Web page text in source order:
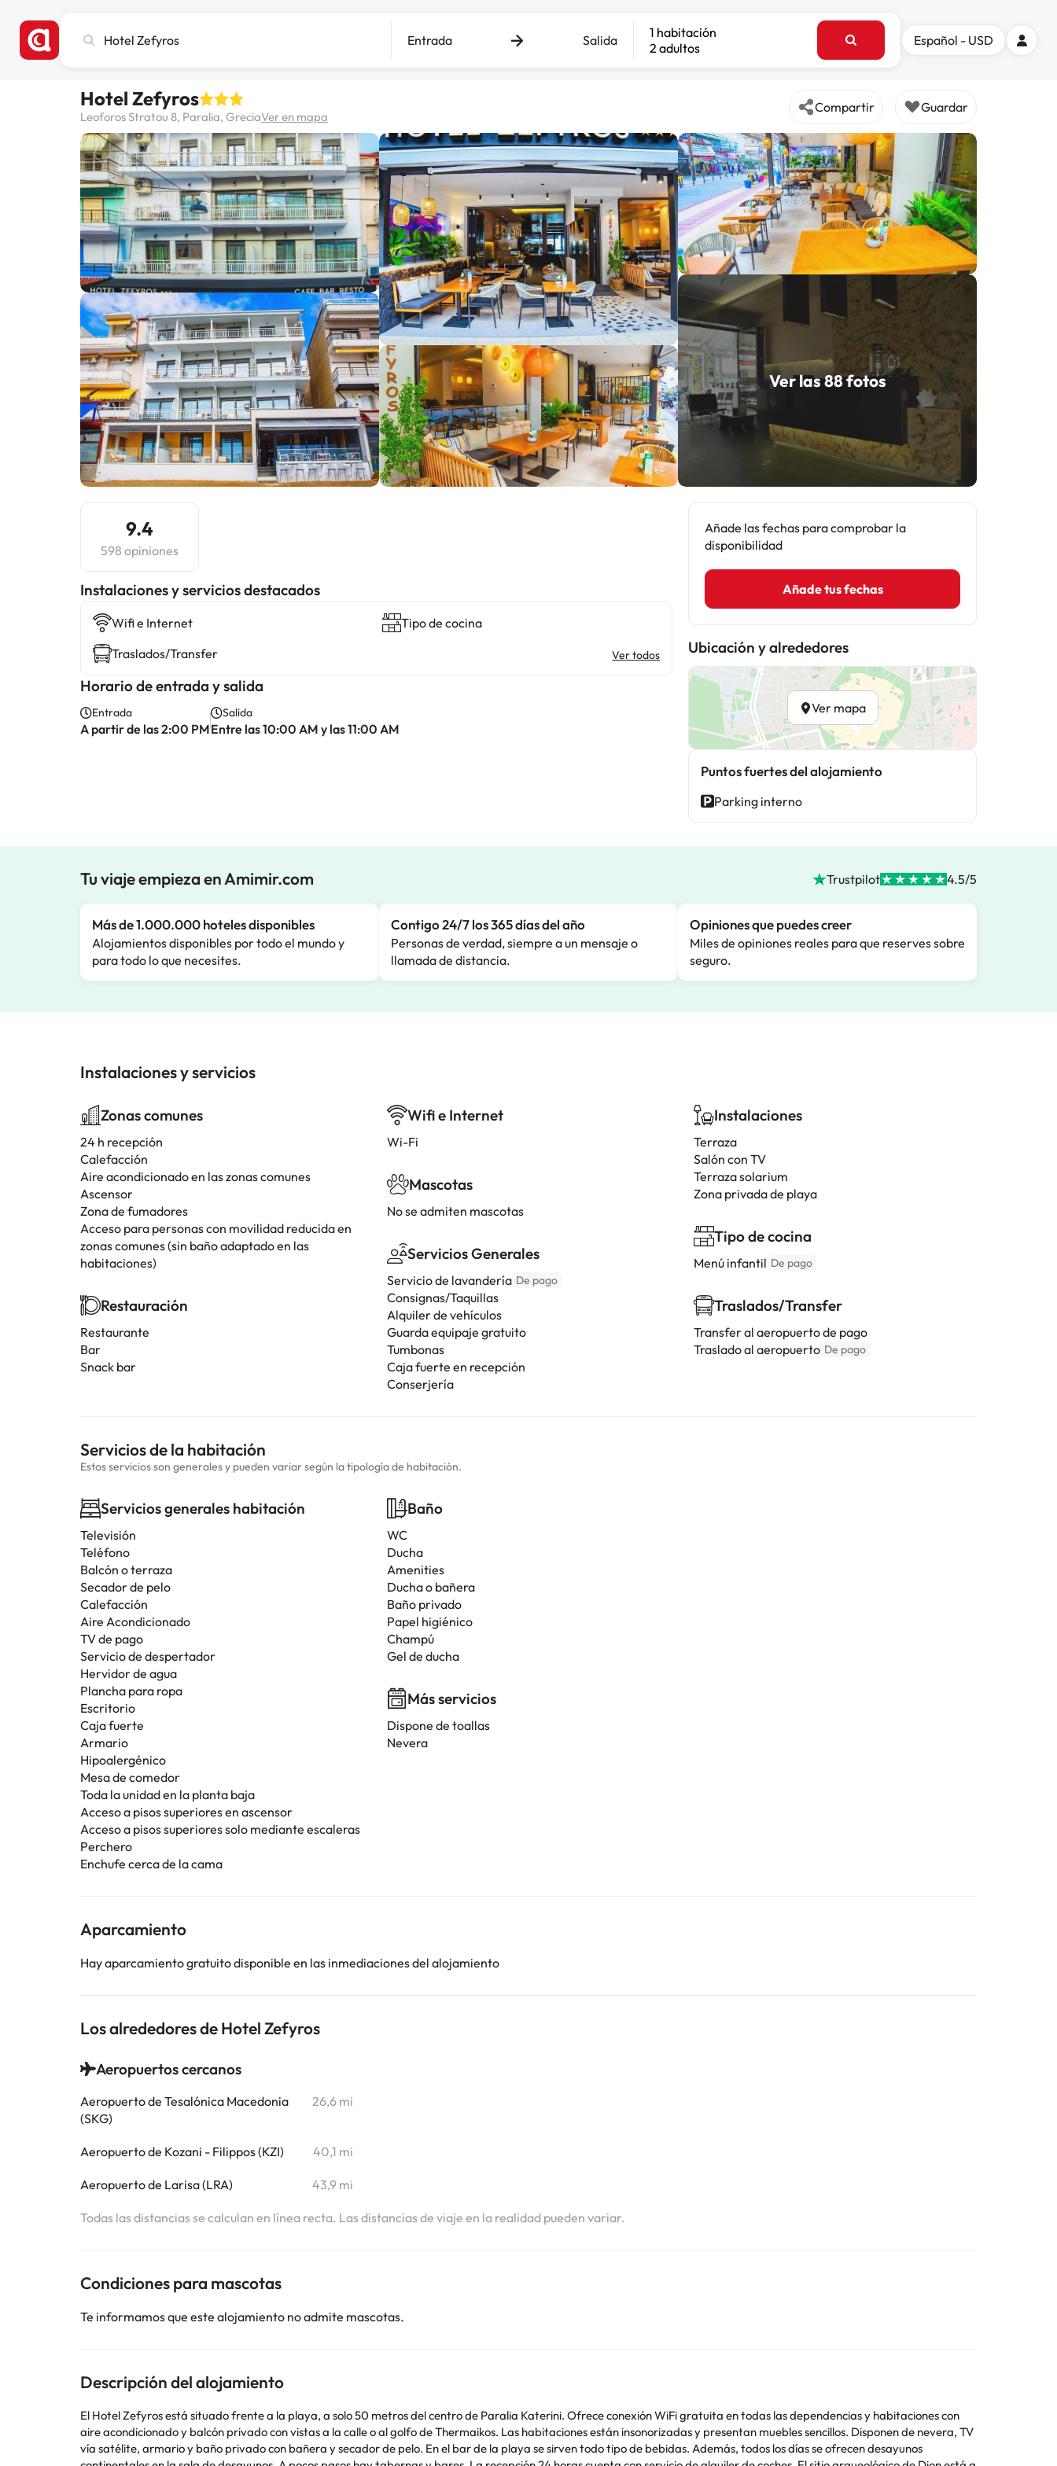
ciudad,
destino
Entrada Salida
1 habitación
2 adultos
Español - USD
Hotel Zefyros
Leoforos Stratou 8, Paralia, GreciaVer en mapa
Compartir Guardar
Ver las 88 fotos
9.4
598 opiniones
Instalaciones y servicios destacados
Wifi e Internet
Tipo de cocina
Traslados/Transfer
Ver todos
Horario de entrada y salida
Entrada
A partir de las 2:00 PM
Salida
Entre las 10:00 AM y las 11:00 AM
Añade las fechas para comprobar la
disponibilidad
Añade tus fechas
Ubicación y alrededores
Ver mapa
Puntos fuertes del alojamiento
Parking interno
Tu viaje empieza en Amimir.com Trustpilot 4.5/5
Más de 1.000.000 hoteles disponibles
Alojamientos disponibles por todo el mundo y
para todo lo que necesites.
Contigo 24/7 los 365 días del año
Personas de verdad, siempre a un mensaje o
llamada de distancia.
Opiniones que puedes creer
Miles de opiniones reales para que reserves sobre
seguro.
Instalaciones y servicios
Zonas comunes
24 h recepción
Calefacción
Aire acondicionado en las zonas comunes
Ascensor
Zona de fumadores
Acceso para personas con movilidad reducida en
zonas comunes (sin baño adaptado en las
habitaciones)
Restauración
Restaurante
Bar
Snack bar
Wifi e Internet
Wi-Fi
Mascotas
No se admiten mascotas
Servicios Generales
Servicio de lavandería De pago
Consignas/Taquillas
Alquiler de vehículos
Guarda equipaje gratuito
Tumbonas
Caja fuerte en recepción
Conserjería
Instalaciones
Terraza
Salón con TV
Terraza solarium
Zona privada de playa
Tipo de cocina
Menú infantil De pago
Traslados/Transfer
Transfer al aeropuerto de pago
Traslado al aeropuerto De pago
Servicios de la habitación
Estos servicios son generales y pueden variar según la tipología de habitación.
Servicios generales habitación
Televisión
Teléfono
Balcón o terraza
Secador de pelo
Calefacción
Aire Acondicionado
TV de pago
Servicio de despertador
Hervidor de agua
Plancha para ropa
Escritorio
Caja fuerte
Armario
Hipoalergénico
Mesa de comedor
Toda la unidad en la planta baja
Acceso a pisos superiores en ascensor
Acceso a pisos superiores solo mediante escaleras
Perchero
Enchufe cerca de la cama
Baño
WC
Ducha
Amenities
Ducha o bañera
Baño privado
Papel higiénico
Champú
Gel de ducha
Más servicios
Dispone de toallas
Nevera
Aparcamiento
Hay aparcamiento gratuito disponible en las inmediaciones del alojamiento
Los alrededores de Hotel Zefyros
Aeropuertos cercanos
Aeropuerto de Tesalónica Macedonia
(SKG)
26,6 mi
Aeropuerto de Kozani - Filippos (KZI) 40,1 mi
Aeropuerto de Larisa (LRA) 43,9 mi
Todas las distancias se calculan en línea recta. Las distancias de viaje en la realidad pueden variar.
Condiciones para mascotas
Te informamos que este alojamiento no admite mascotas.
Descripción del alojamiento
El Hotel Zefyros está situado frente a la playa, a solo 50 metros del centro de Paralia Katerini. Ofrece conexión WiFi gratuita en todas las dependencias y habitaciones con
aire acondicionado y balcón privado con vistas a la calle o al golfo de Thermaikos. Las habitaciones están insonorizadas y presentan muebles sencillos. Disponen de nevera, TV
vía satélite, armario y baño privado con bañera y secador de pelo. En el bar de la playa se sirven todo tipo de bebidas. Además, todos los días se ofrecen desayunos